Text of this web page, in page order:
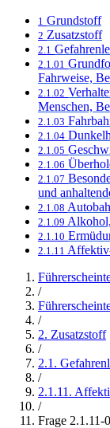
1 Grundstoff
2 Zusatzstoff
2.1
2.1.01
Fahrweise,
2.1.02
Menschen,
2.1.03
2.1.04
2.1.05
2.1.06
2.1.07
und
2.1.08
2.1.09
2.1.10
2.1.11
/
/
2. Zusatzstoff
/
2.1.
/
2.1.11.
/
Frage 2.1.11-